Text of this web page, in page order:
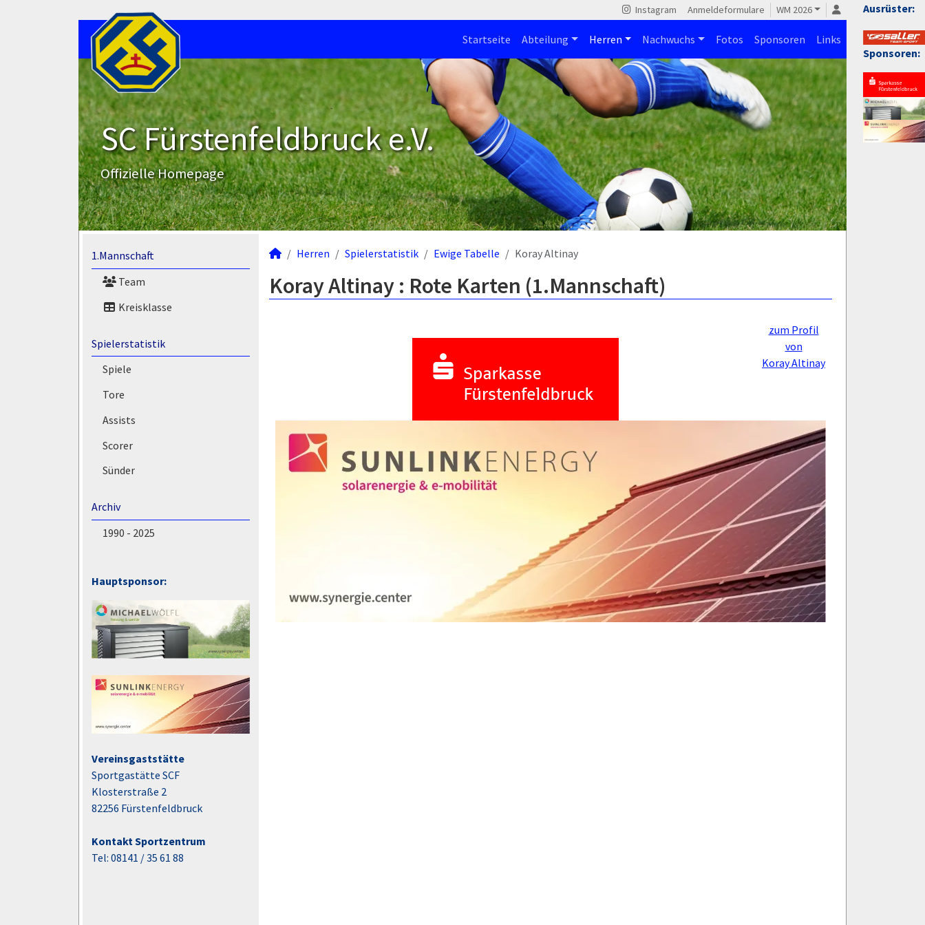
Ausrüster:
Sponsoren:
Instagram Anmeldeformulare WM 2026
Startseite Abteilung Herren Nachwuchs Fotos Sponsoren Links
SC Fürstenfeldbruck e.V.
Offizielle Homepage
1.Mannschaft
Team
Kreisklasse
Spielerstatistik
Spiele
Tore
Assists
Scorer
Sünder
Archiv
1990 - 2025
Hauptsponsor:
Vereinsgaststätte
Sportgastätte SCF
Klosterstraße 2
82256 Fürstenfeldbruck
Kontakt Sportzentrum
Tel: 08141 / 35 61 88
Herren Spielerstatistik Ewige Tabelle Koray Altinay
Koray Altinay : Rote Karten (1.Mannschaft)
zum Profil
von
Koray Altinay